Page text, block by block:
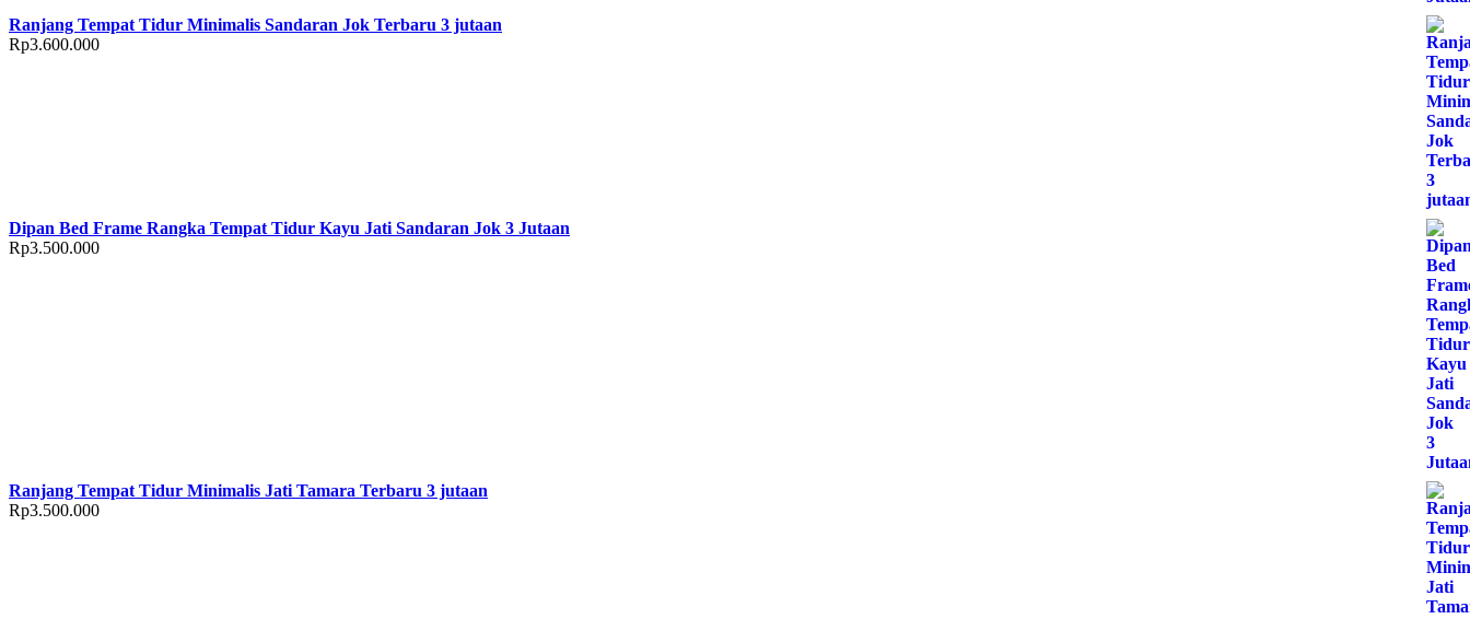
Ranjang Tempat Tidur Minimalis Sandaran Jok Terbaru 3 jutaan
Rp3.600.000
Dipan Bed Frame Rangka Tempat Tidur Kayu Jati Sandaran Jok 3 Jutaan
Rp3.500.000
Ranjang Tempat Tidur Minimalis Jati Tamara Terbaru 3 jutaan
Rp3.500.000